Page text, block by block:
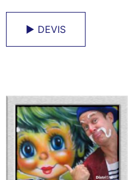
► DEVIS